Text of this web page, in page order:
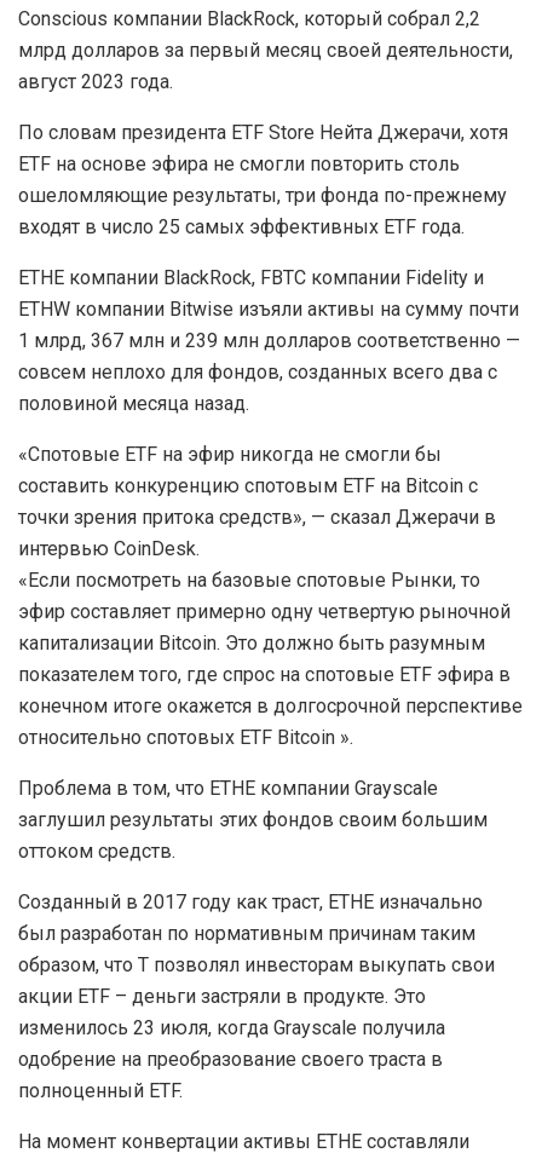
Conscious компании BlackRock, который собрал 2,2
млрд долларов за первый месяц своей деятельности,
август 2023 года.
По словам президента ETF Store Нейта Джерачи, хотя
ETF на основе эфира не смогли повторить столь
ошеломляющие результаты, три фонда по-прежнему
входят в число 25 самых эффективных ETF года.
ETHE компании BlackRock, FBTC компании Fidelity и
ETHW компании Bitwise изъяли активы на сумму почти
1 млрд, 367 млн ​​и 239 млн долларов соответственно —
совсем неплохо для фондов, созданных всего два с
половиной месяца назад.
«Спотовые ETF на эфир никогда не смогли бы
составить конкуренцию спотовым ETF на Bitcoin с
точки зрения притока средств», — сказал Джерачи в
интервью CoinDesk.
«Если посмотреть на базовые спотовые Рынки, то
эфир составляет примерно одну четвертую рыночной
капитализации Bitcoin. Это должно быть разумным
показателем того, где спрос на спотовые ETF эфира в
конечном итоге окажется в долгосрочной перспективе
относительно спотовых ETF Bitcoin ».
Проблема в том, что ETHE компании Grayscale
заглушил результаты этих фондов своим большим
оттоком средств.
Созданный в 2017 году как траст, ETHE изначально
был разработан по нормативным причинам таким
образом, что T позволял инвесторам выкупать свои
акции ETF – деньги застряли в продукте. Это
изменилось 23 июля, когда Grayscale получила
одобрение на преобразование своего траста в
полноценный ETF.
На момент конвертации активы ETHE составляли